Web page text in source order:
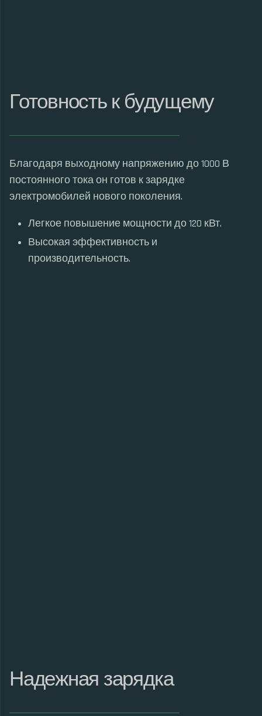
Готовность к будущему
Благодаря выходному напряжению до 1000 В
постоянного тока он готов к зарядке
электромобилей нового поколения.
Легкое повышение мощности до 120 кВт.
Высокая эффективность и
производительность.
Надежная зарядка